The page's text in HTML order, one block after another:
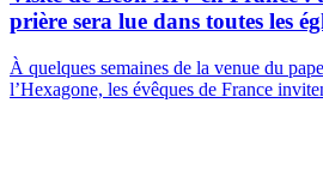
prière sera lue dans toutes les
À quelques semaines de la venue du
l’Hexagone, les évêques de France